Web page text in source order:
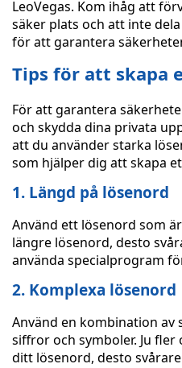
LeoVegas. Kom ihåg att
säker plats och att inte
för att garantera
Tips för att skapa
För att garantera
och skydda dina privata
att du använder starka
som hjälper dig att skapa
1. Längd på lösenord
Använd ett lösenord som
längre lösenord, desto
använda specialprogram
2. Komplexa lösenord
Använd en kombination av
siffror och symboler. Ju
ditt lösenord, desto